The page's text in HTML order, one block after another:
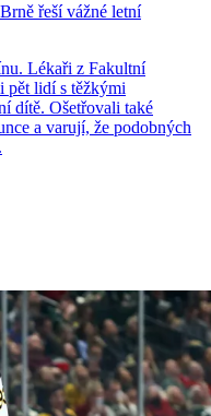
řeší vážné letní
Lékaři z Fakultní
pět lidí s těžkými
dítě. Ošetřovali také
a varují, že podobných